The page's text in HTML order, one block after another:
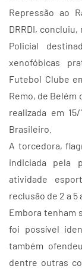
Repressão ao
DRRDI,
Policial
xenofóbicas
Futebol Clube
Remo, de Belém
realizada em
Brasileiro.
A torcedora,
indiciada pela
atividade
reclusão de 2 a 5
Embora tenham
foi possível
também
dentre outras